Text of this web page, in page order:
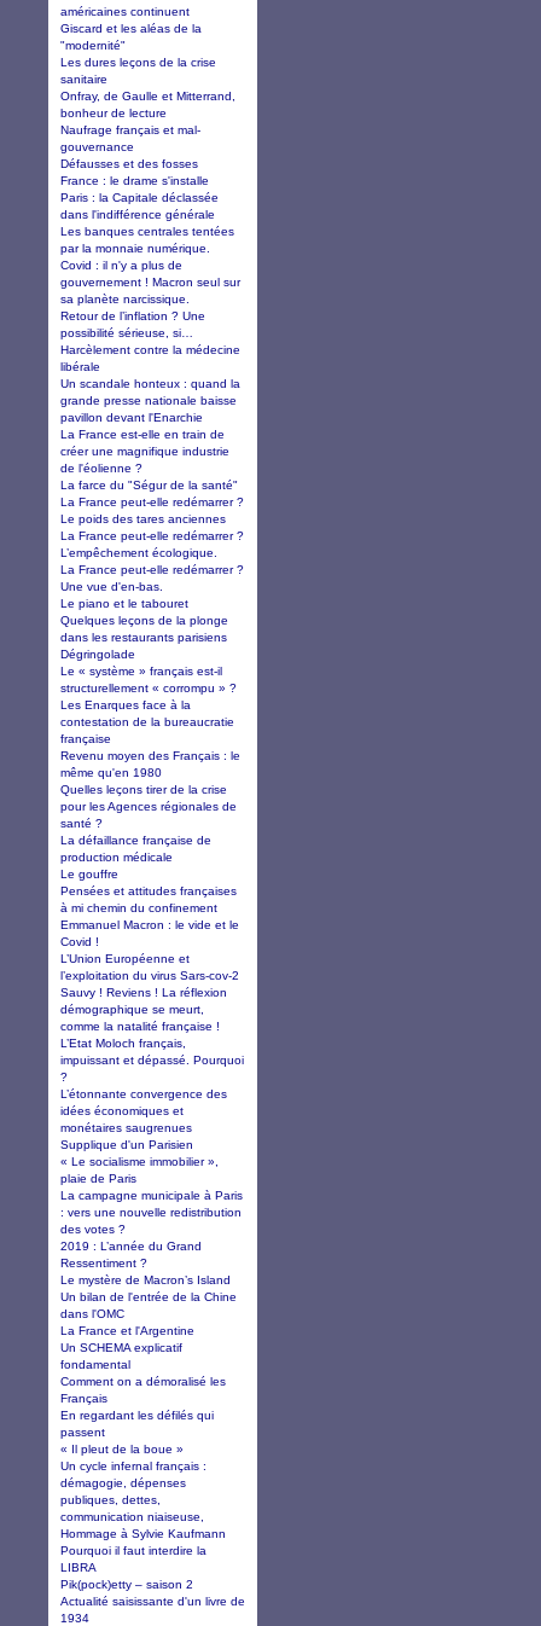
américaines continuent
Giscard et les aléas de la
"modernité"
Les dures leçons de la crise
sanitaire
Onfray, de Gaulle et Mitterrand,
bonheur de lecture
Naufrage français et mal-
gouvernance
Défausses et des fosses
France : le drame s'installe
Paris : la Capitale déclassée
dans l'indifférence générale
Les banques centrales tentées
par la monnaie numérique.
Covid : il n'y a plus de
gouvernement ! Macron seul sur
sa planète narcissique.
Retour de l’inflation ? Une
possibilité sérieuse, si…
Harcèlement contre la médecine
libérale
Un scandale honteux : quand la
grande presse nationale baisse
pavillon devant l'Enarchie
La France est-elle en train de
créer une magnifique industrie
de l'éolienne ?
La farce du "Ségur de la santé"
La France peut-elle redémarrer ?
Le poids des tares anciennes
La France peut-elle redémarrer ?
L’empêchement écologique.
La France peut-elle redémarrer ?
Une vue d'en-bas.
Le piano et le tabouret
Quelques leçons de la plonge
dans les restaurants parisiens
Dégringolade
Le « système » français est-il
structurellement « corrompu » ?
Les Enarques face à la
contestation de la bureaucratie
française
Revenu moyen des Français : le
même qu'en 1980
Quelles leçons tirer de la crise
pour les Agences régionales de
santé ?
La défaillance française de
production médicale
Le gouffre
Pensées et attitudes françaises
à mi chemin du confinement
Emmanuel Macron : le vide et le
Covid !
L’Union Européenne et
l’exploitation du virus Sars-cov-2
Sauvy ! Reviens ! La réflexion
démographique se meurt,
comme la natalité française !
L’Etat Moloch français,
impuissant et dépassé. Pourquoi
?
L’étonnante convergence des
idées économiques et
monétaires saugrenues
Supplique d'un Parisien
« Le socialisme immobilier »,
plaie de Paris
La campagne municipale à Paris
: vers une nouvelle redistribution
des votes ?
2019 : L’année du Grand
Ressentiment ?
Le mystère de Macron’s Island
Un bilan de l'entrée de la Chine
dans l'OMC
La France et l'Argentine
Un SCHEMA explicatif
fondamental
Comment on a démoralisé les
Français
En regardant les défilés qui
passent
« Il pleut de la boue »
Un cycle infernal français :
démagogie, dépenses
publiques, dettes,
communication niaiseuse,
Hommage à Sylvie Kaufmann
Pourquoi il faut interdire la
LIBRA
Pik(pock)etty – saison 2
Actualité saisissante d'un livre de
1934